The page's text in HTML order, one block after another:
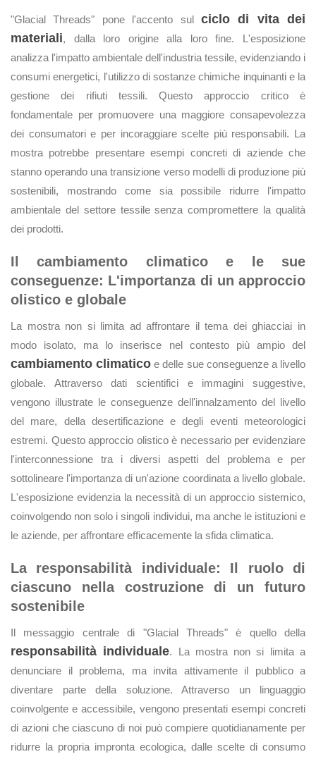
"Glacial Threads" pone l'accento sul ciclo di vita dei
materiali, dalla loro origine alla loro fine. L'esposizione
analizza l'impatto ambientale dell'industria tessile, evidenziando i
consumi energetici, l'utilizzo di sostanze chimiche inquinanti e la
gestione dei rifiuti tessili. Questo approccio critico è
fondamentale per promuovere una maggiore consapevolezza
dei consumatori e per incoraggiare scelte più responsabili. La
mostra potrebbe presentare esempi concreti di aziende che
stanno operando una transizione verso modelli di produzione più
sostenibili, mostrando come sia possibile ridurre l'impatto
ambientale del settore tessile senza compromettere la qualità
dei prodotti.
Il cambiamento climatico e le sue
conseguenze: L'importanza di un approccio
olistico e globale
La mostra non si limita ad affrontare il tema dei ghiacciai in
modo isolato, ma lo inserisce nel contesto più ampio del
cambiamento climatico e delle sue conseguenze a livello
globale. Attraverso dati scientifici e immagini suggestive,
vengono illustrate le conseguenze dell'innalzamento del livello
del mare, della desertificazione e degli eventi meteorologici
estremi. Questo approccio olistico è necessario per evidenziare
l'interconnessione tra i diversi aspetti del problema e per
sottolineare l'importanza di un'azione coordinata a livello globale.
L'esposizione evidenzia la necessità di un approccio sistemico,
coinvolgendo non solo i singoli individui, ma anche le istituzioni e
le aziende, per affrontare efficacemente la sfida climatica.
La responsabilità individuale: Il ruolo di
ciascuno nella costruzione di un futuro
sostenibile
Il messaggio centrale di "Glacial Threads" è quello della
responsabilità individuale. La mostra non si limita a
denunciare il problema, ma invita attivamente il pubblico a
diventare parte della soluzione. Attraverso un linguaggio
coinvolgente e accessibile, vengono presentati esempi concreti
di azioni che ciascuno di noi può compiere quotidianamente per
ridurre la propria impronta ecologica, dalle scelte di consumo